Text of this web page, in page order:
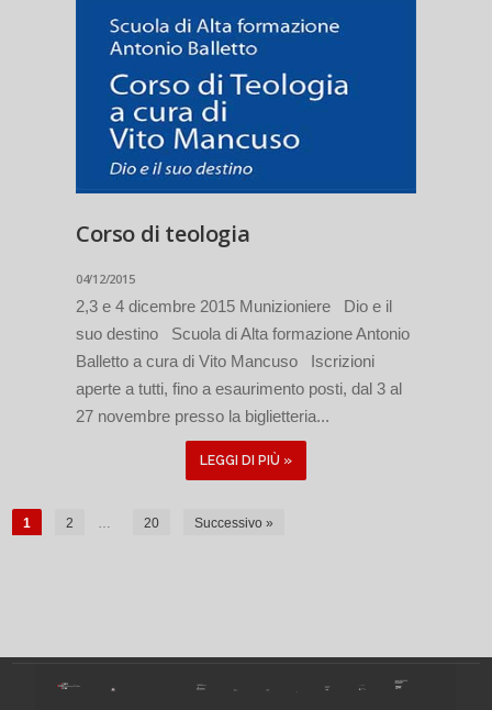
Corso di teologia
04/12/2015
2,3 e 4 dicembre 2015 Munizioniere Dio e il
suo destino Scuola di Alta formazione Antonio
Balletto a cura di Vito Mancuso Iscrizioni
aperte a tutti, fino a esaurimento posti, dal 3 al
27 novembre presso la biglietteria...
LEGGI DI PIÙ »
1 2 … 20 Successivo »